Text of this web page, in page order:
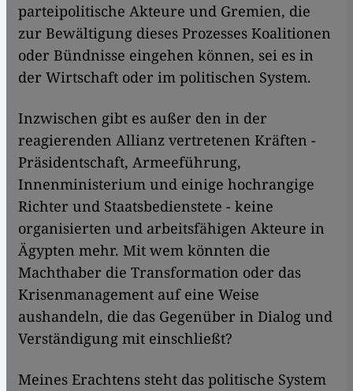
parteipolitische Akteure und Gremien, die
zur Bewältigung dieses Prozesses Koalitionen
oder Bündnisse eingehen können, sei es in
der Wirtschaft oder im politischen System.
Inzwischen gibt es außer den in der
reagierenden Allianz vertretenen Kräften -
Präsidentschaft, Armeeführung,
Innenministerium und einige hochrangige
Richter und Staatsbedienstete - keine
organisierten und arbeitsfähigen Akteure in
Ägypten mehr. Mit wem könnten die
Machthaber die Transformation oder das
Krisenmanagement auf eine Weise
aushandeln, die das Gegenüber in Dialog und
Verständigung mit einschließt?
Meines Erachtens steht das politische System